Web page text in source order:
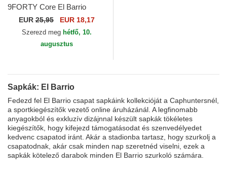
9FORTY Core El Barrio
Kings League New Era
EUR25,95 EUR 18,17
Szerezd meg hétfő, 10.
augusztus
Sapkák: El Barrio
Fedezd fel El Barrio csapat sapkáink kollekcióját a Caphuntersnél,
a sportkiegészítők vezető online áruházánál. A legfinomabb
anyagokból és exkluzív dizájnnal készült sapkák tökéletes
kiegészítők, hogy kifejezd támogatásodat és szenvedélyedet
kedvenc csapatod iránt. Akár a stadionba tartasz, hogy szurkolj a
csapatodnak, akár csak minden nap szeretnéd viselni, ezek a
sapkák kötelező darabok minden El Barrio szurkoló számára.